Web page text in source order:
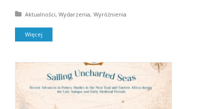
Posted in:
Aktualności Wydarzenia Wyróżnienia
Więcej